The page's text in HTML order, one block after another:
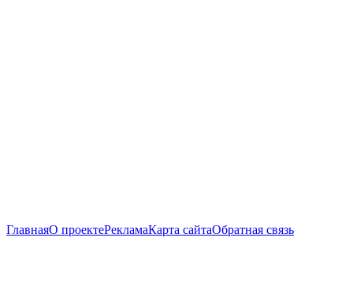
ГлавнаяО проектеРекламаКарта сайтаОбратная связь